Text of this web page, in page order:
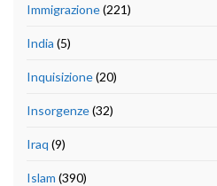
Immigrazione(221)
India (5)
Inquisizione(20)
Insorgenze(32)
Iraq (9)
Islam (390)